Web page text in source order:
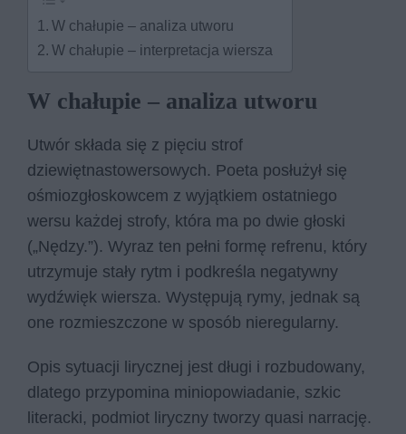
W chałupie – analiza utworu
W chałupie – interpretacja wiersza
W chałupie – analiza utworu
Utwór składa się z pięciu strof
dziewiętnastowersowych. Poeta posłużył się
ośmiozgłoskowcem z wyjątkiem ostatniego
wersu każdej strofy, która ma po dwie głoski
(„Nędzy.”). Wyraz ten pełni formę refrenu, który
utrzymuje stały rytm i podkreśla negatywny
wydźwięk wiersza. Występują rymy, jednak są
one rozmieszczone w sposób nieregularny.
Opis sytuacji lirycznej jest długi i rozbudowany,
dlatego przypomina miniopowiadanie, szkic
literacki, podmiot liryczny tworzy quasi narrację.